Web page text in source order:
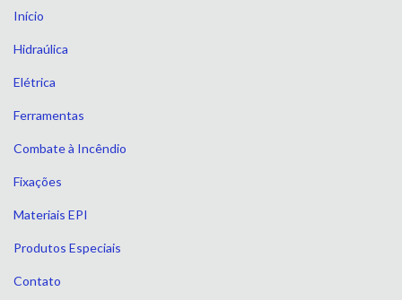
Início
Hidraúlica
Elétrica
Ferramentas
Combate à Incêndio
Fixações
Materiais EPI
Produtos Especiais
Contato